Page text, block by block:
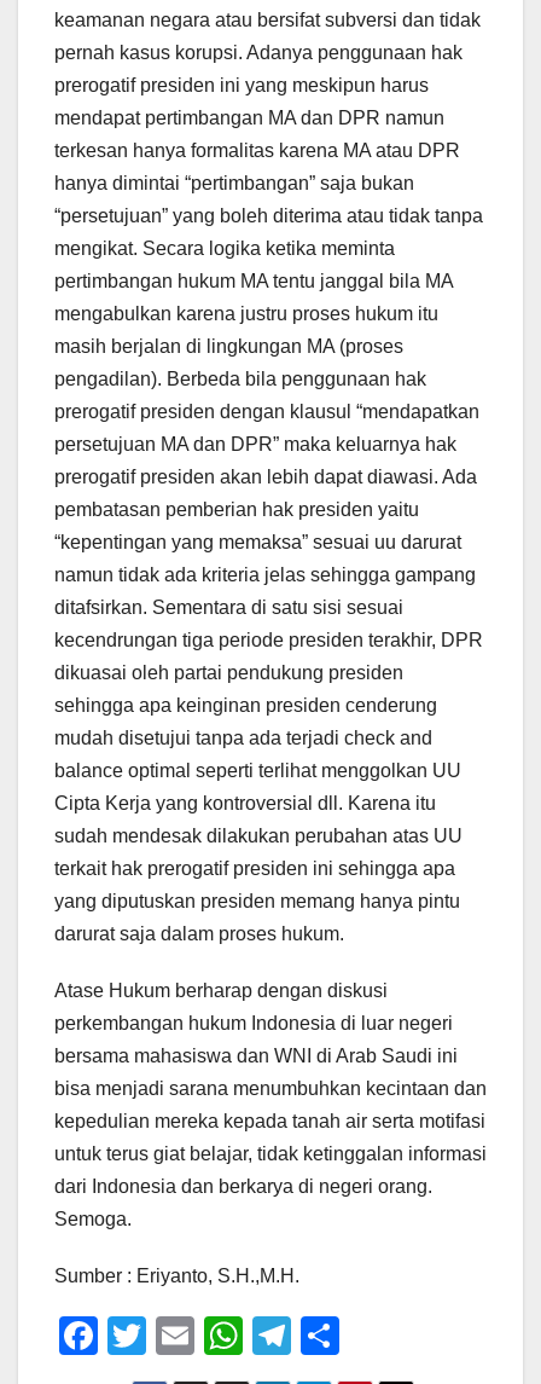
keamanan negara atau bersifat subversi dan tidak
pernah kasus korupsi. Adanya penggunaan hak
prerogatif presiden ini yang meskipun harus
mendapat pertimbangan MA dan DPR namun
terkesan hanya formalitas karena MA atau DPR
hanya dimintai “pertimbangan” saja bukan
“persetujuan” yang boleh diterima atau tidak tanpa
mengikat. Secara logika ketika meminta
pertimbangan hukum MA tentu janggal bila MA
mengabulkan karena justru proses hukum itu
masih berjalan di lingkungan MA (proses
pengadilan). Berbeda bila penggunaan hak
prerogatif presiden dengan klausul “mendapatkan
persetujuan MA dan DPR” maka keluarnya hak
prerogatif presiden akan lebih dapat diawasi. Ada
pembatasan pemberian hak presiden yaitu
“kepentingan yang memaksa” sesuai uu darurat
namun tidak ada kriteria jelas sehingga gampang
ditafsirkan. Sementara di satu sisi sesuai
kecendrungan tiga periode presiden terakhir, DPR
dikuasai oleh partai pendukung presiden
sehingga apa keinginan presiden cenderung
mudah disetujui tanpa ada terjadi check and
balance optimal seperti terlihat menggolkan UU
Cipta Kerja yang kontroversial dll. Karena itu
sudah mendesak dilakukan perubahan atas UU
terkait hak prerogatif presiden ini sehingga apa
yang diputuskan presiden memang hanya pintu
darurat saja dalam proses hukum.
Atase Hukum berharap dengan diskusi
perkembangan hukum Indonesia di luar negeri
bersama mahasiswa dan WNI di Arab Saudi ini
bisa menjadi sarana menumbuhkan kecintaan dan
kepedulian mereka kepada tanah air serta motifasi
untuk terus giat belajar, tidak ketinggalan informasi
dari Indonesia dan berkarya di negeri orang.
Semoga.
Sumber : Eriyanto, S.H.,M.H.
F
T
wi
E
m
W
h
T
el h